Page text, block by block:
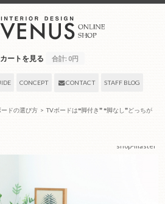
カートを見る 合計: 0円
CONCEPT CONTACT STAFF BLOG
ードの選び方 >TVボードは❝脚付き❞ ❝脚なし❞どっちが
shop-master